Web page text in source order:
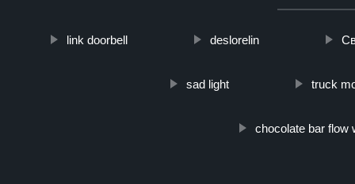
link doorbell deslorelin
sad light truck
chocolate bar flow